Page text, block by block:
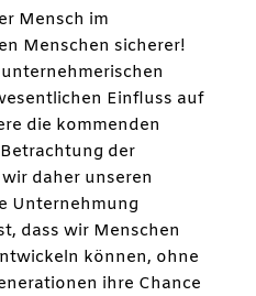
Mensch im
Menschen sicherer!
Einfluss auf
die kommenden
der
daher unseren
Unternehmung
dass wir Menschen
können, ohne
ihre Chance